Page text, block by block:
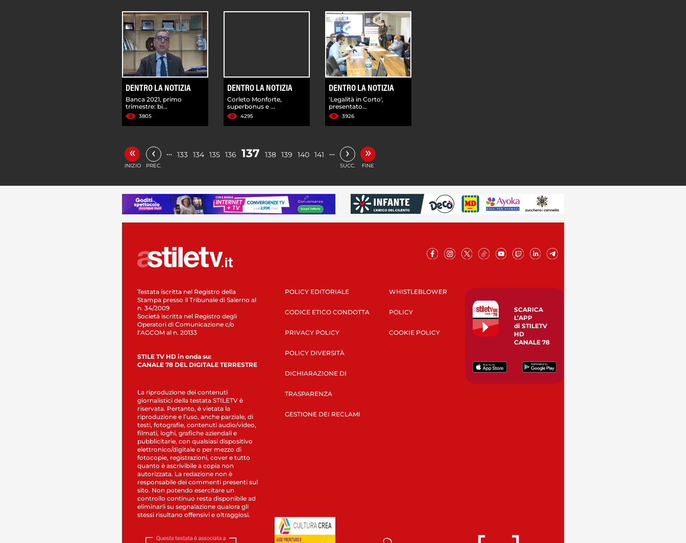
DENTRO LA NOTIZIA
Banca 2021, primo
trimestre: bi...
3805
DENTRO LA NOTIZIA
Corleto Monforte,
superbonus e ...
4295
DENTRO LA NOTIZIA
'Legalità in Corto',
presentato...
3926
«
INIZIO
‹
PREC.
… 133 134 135 136 137 138 139 140 141 … ›
SUCC.
»
FINE
Testata iscritta nel Registro della
Stampa presso il Tribunale di Salerno al
n. 34/2009
Società iscritta nel Registro degli
Operatori di Comunicazione c/o
l’AGCOM al n. 20133
STILE TV HD in onda su:
CANALE 78 DEL DIGITALE TERRESTRE
La riproduzione dei contenuti
giornalistici della testata STILETV è
riservata. Pertanto, è vietata la
riproduzione e l’uso, anche parziale, di
testi, fotografie, contenuti audio/video,
filmati, loghi, grafiche aziendali e
pubblicitarie, con qualsiasi dispositivo
elettronico/digitale o per mezzo di
fotocopie, registrazioni, cover e tutto
quanto è ascrivibile a copia non
autorizzata. La redazione non è
responsabile dei commenti presenti sul
sito. Non potendo esercitare un
controllo continuo resta disponibile ad
eliminarli su segnalazione qualora gli
stessi risultano offensivi e oltraggiosi.
POLICY EDITORIALE
CODICE ETICO CONDOTTA
PRIVACY POLICY
POLICY DIVERSITÀ
DICHIARAZIONE DI
TRASPARENZA
GESTIONE DEI RECLAMI
WHISTLEBLOWER
POLICY
COOKIE POLICY
SCARICA
L’APP
di STILETV
HD
CANALE 78